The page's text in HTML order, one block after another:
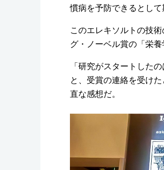
慣病を予防できるとして
このエレキソルトの技
グ・ノーベル賞の「栄養
「研究がスタートした
と、受賞の連絡を受け
直な感想だ。